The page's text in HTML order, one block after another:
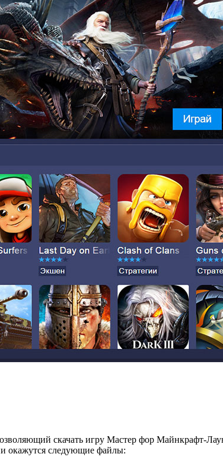
скачать игру Мастер фор Майнкрафт-
окажутся следующие файлы: